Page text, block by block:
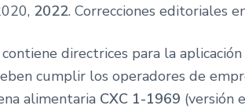
2022. Correcciones editoriales
contiene directrices para la
cumplir los operadores de
alimentaria CXC 1-1969 (versión